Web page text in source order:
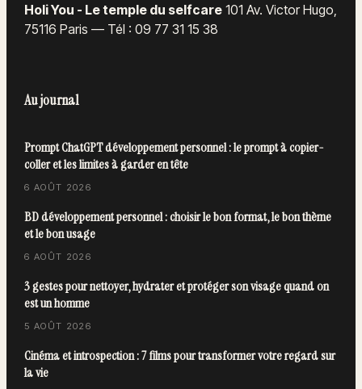
Holi You - Le temple du selfcare 101 Av. Victor Hugo,
75116 Paris — Tél : 09 77 31 15 38
Au journal
Prompt ChatGPT développement personnel : le prompt à copier-
coller et les limites à garder en tête
6 AOÛT 2026
BD développement personnel : choisir le bon format, le bon thème
et le bon usage
6 AOÛT 2026
3 gestes pour nettoyer, hydrater et protéger son visage quand on
est un homme
5 AOÛT 2026
Cinéma et introspection : 7 films pour transformer votre regard sur
la vie